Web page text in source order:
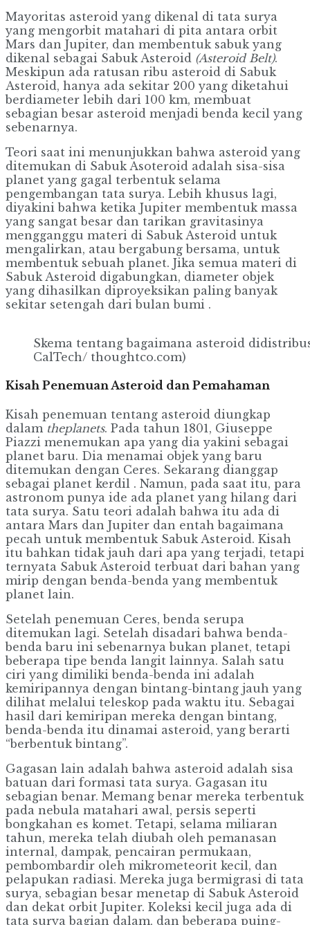
Mayoritas asteroid yang dikenal di tata surya
yang mengorbit matahari di pita antara orbit
Mars dan Jupiter, dan membentuk sabuk yang
dikenal sebagai Sabuk Asteroid (Asteroid Belt).
Meskipun ada ratusan ribu asteroid di Sabuk
Asteroid, hanya ada sekitar 200 yang diketahui
berdiameter lebih dari 100 km, membuat
sebagian besar asteroid menjadi benda kecil yang
sebenarnya.
Teori saat ini menunjukkan bahwa asteroid yang
ditemukan di Sabuk Asoteroid adalah sisa-sisa
planet yang gagal terbentuk selama
pengembangan tata surya. Lebih khusus lagi,
diyakini bahwa ketika Jupiter membentuk massa
yang sangat besar dan tarikan gravitasinya
mengganggu materi di Sabuk Asteroid untuk
mengalirkan, atau bergabung bersama, untuk
membentuk sebuah planet. Jika semua materi di
Sabuk Asteroid digabungkan, diameter objek
yang dihasilkan diproyeksikan paling banyak
sekitar setengah dari bulan bumi .
Skema tentang bagaimana asteroid
CalTech/ thoughtco.com)
Kisah Penemuan Asteroid dan Pemahaman
Kisah penemuan tentang asteroid diungkap
dalam theplanets. Pada tahun 1801, Giuseppe
Piazzi menemukan apa yang dia yakini sebagai
planet baru. Dia menamai objek yang baru
ditemukan dengan Ceres. Sekarang dianggap
sebagai planet kerdil . Namun, pada saat itu, para
astronom punya ide ada planet yang hilang dari
tata surya. Satu teori adalah bahwa itu ada di
antara Mars dan Jupiter dan entah bagaimana
pecah untuk membentuk Sabuk Asteroid. Kisah
itu bahkan tidak jauh dari apa yang terjadi, tetapi
ternyata Sabuk Asteroid terbuat dari bahan yang
mirip dengan benda-benda yang membentuk
planet lain.
Setelah penemuan Ceres, benda serupa
ditemukan lagi. Setelah disadari bahwa benda-
benda baru ini sebenarnya bukan planet, tetapi
beberapa tipe benda langit lainnya. Salah satu
ciri yang dimiliki benda-benda ini adalah
kemiripannya dengan bintang-bintang jauh yang
dilihat melalui teleskop pada waktu itu. Sebagai
hasil dari kemiripan mereka dengan bintang,
benda-benda itu dinamai asteroid, yang berarti
“berbentuk bintang”.
Gagasan lain adalah bahwa asteroid adalah sisa
batuan dari formasi tata surya. Gagasan itu
sebagian benar. Memang benar mereka terbentuk
pada nebula matahari awal, persis seperti
bongkahan es komet. Tetapi, selama miliaran
tahun, mereka telah diubah oleh pemanasan
internal, dampak, pencairan permukaan,
pembombardir oleh mikrometeorit kecil, dan
pelapukan radiasi. Mereka juga bermigrasi di tata
surya, sebagian besar menetap di Sabuk Asteroid
dan dekat orbit Jupiter. Koleksi kecil juga ada di
tata surya bagian dalam, dan beberapa puing-